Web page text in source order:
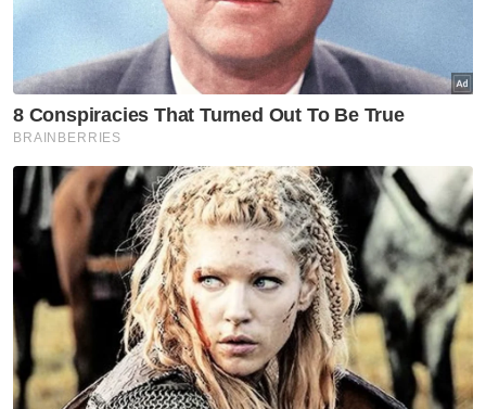
Politik
Artikel Disyorkan
Politik
‘Kecewa dengan Nurul Izzah, ini
bukan jawatan main-main’ -
Rodziah